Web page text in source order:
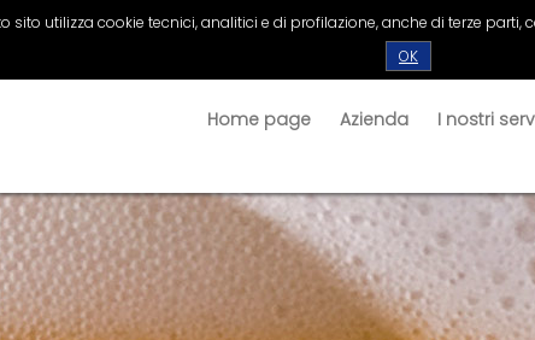
sito utilizza cookie tecnici, analitici e di profilazione, anche di terze
OK
Home page Azienda I nostri